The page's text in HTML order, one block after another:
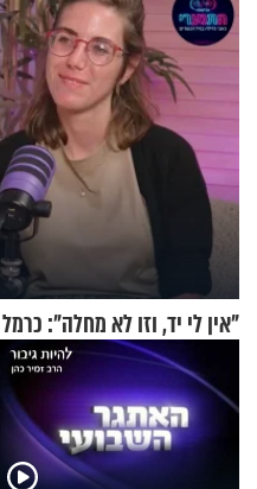
"אין לי יד, וזו לא מחלה":